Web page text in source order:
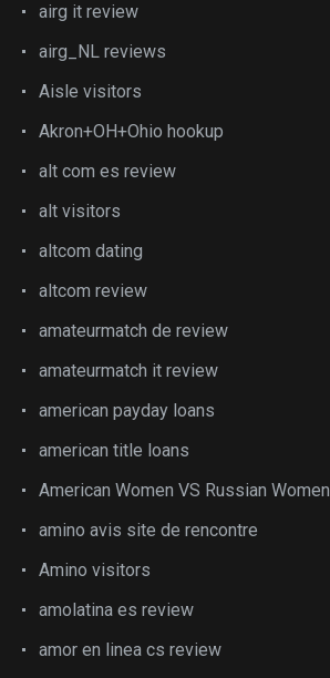
airg it review
airg_NL reviews
Aisle visitors
Akron+OH+Ohio hookup
alt com es review
alt visitors
altcom dating
altcom review
amateurmatch de review
amateurmatch it review
american payday loans
american title loans
American Women VS Russian Women
amino avis site de rencontre
Amino visitors
amolatina es review
amor en linea cs review